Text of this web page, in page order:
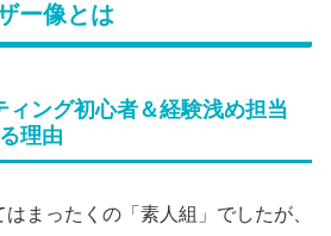
ー像とは
ィング初心者＆経験浅め担当
理由
まったくの「素人組」でしたが、